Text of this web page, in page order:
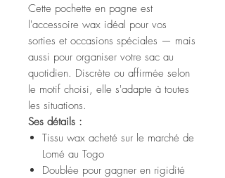
Cette pochette en pagne est
l'accessoire wax idéal pour vos
sorties et occasions spéciales — mais
aussi pour organiser votre sac au
quotidien. Discrète ou affirmée selon
le motif choisi, elle s'adapte à toutes
les situations.
Ses détails :
Tissu wax acheté sur le marché de
Lomé au Togo
Doublée pour gagner en rigidité